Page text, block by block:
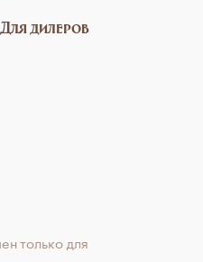
Для дилеров
только для